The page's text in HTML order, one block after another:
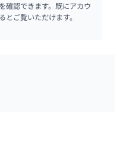
確認できます。既にアカウ
とご覧いただけます。